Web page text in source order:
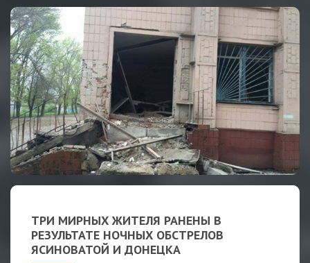
ТРИ МИРНЫХ ЖИТЕЛЯ РАНЕНЫ В
РЕЗУЛЬТАТЕ НОЧНЫХ ОБСТРЕЛОВ
ЯСИНОВАТОЙ И ДОНЕЦКА